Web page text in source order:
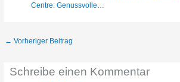
Centre: Genussvolle…
← Vorheriger Beitrag
Schreibe einen Kommentar